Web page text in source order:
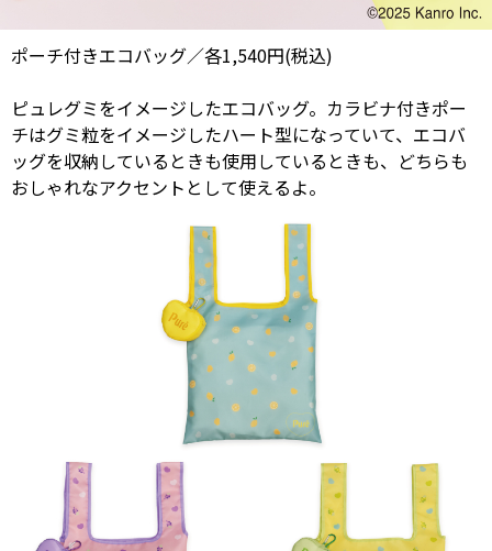
ポーチ付きエコバッグ／各1,540円(税込)
ピュレグミをイメージしたエコバッグ。カラビナ付きポー
チはグミ粒をイメージしたハート型になっていて、エコバ
ッグを収納しているときも使用しているときも、どちらも
おしゃれなアクセントとして使えるよ。